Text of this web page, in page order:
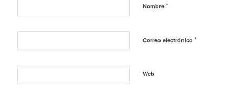
Nombre *
Correo electrónico *
Web